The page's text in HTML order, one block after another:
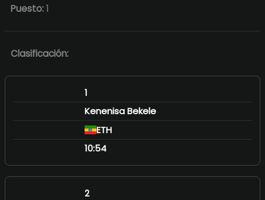
Puesto:1
Clasificación:
1
Kenenisa Bekele
ETH
10:54
2